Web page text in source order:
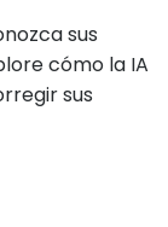
sus
cómo la IA
sus